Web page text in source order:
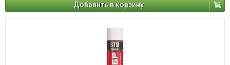
Добавить в корзину